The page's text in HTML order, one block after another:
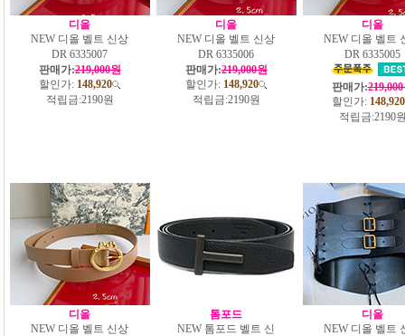
디올
NEW 디올 벨트 신상
DR 6335007
판매가:219,000원
할인가: 148,920
적립금:2190원
디올
NEW 디올 벨트 신상
DR 6335006
판매가:219,000원
할인가: 148,920
적립금:2190원
디올
NEW 디올 벨트
DR 6335005
판매가:
할인가: 148,920
적립금:2190
디올
NEW 디올 벨트 신상
톰포드
NEW 톰포드 벨트 신
디올
NEW 디올 벨트